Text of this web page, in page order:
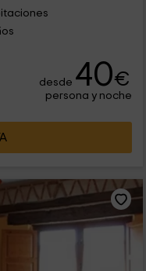
desde 40€
persona y noche